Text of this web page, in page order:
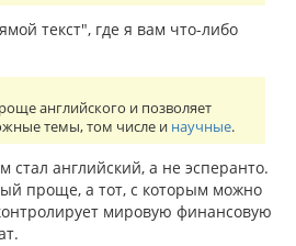
текст", где я вам что-либо
английского и позволяет
темы, том числе и научные.
английский, а не эсперанто.
проще, а тот, с которым можно
мировую финансовую